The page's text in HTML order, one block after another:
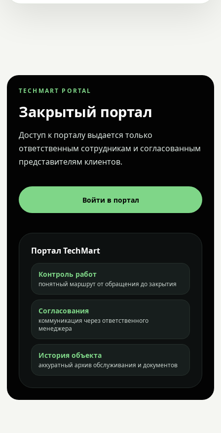
TECHMART PORTAL
Закрытый портал
Доступ к порталу выдается только
ответственным сотрудникам и согласованным
представителям клиентов.
Войти в портал
Портал TechMart
Контроль работ
понятный маршрут от обращения до закрытия
Согласования
коммуникация через ответственного
менеджера
История объекта
аккуратный архив обслуживания и документов